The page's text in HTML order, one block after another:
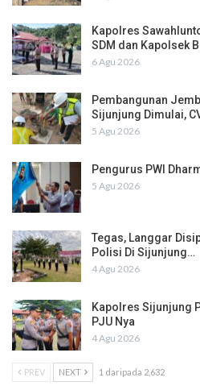
Kapolres
SDM dan Kapolsek
6 Agu 2026
Pembangunan
Sijunjung Dimulai,
5 Agu 2026
Pengurus PWI
5 Agu 2026
Tegas, Langgar
Polisi Di Sijunjung…
4 Agu 2026
Kapolres Sijunjung
PJU Nya
4 Agu 2026
PREV NEXT 1 daripada 2,632